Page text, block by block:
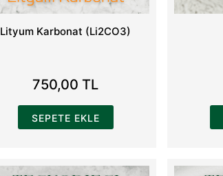
Lityum Karbonat (Li2CO3)
750,00 TL
SEPETE EKLE